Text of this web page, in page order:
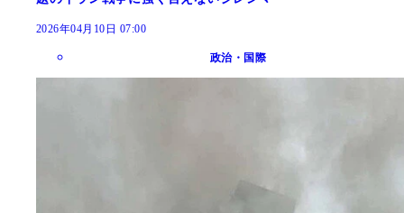
2026年04月10日 07:00
政治・国際